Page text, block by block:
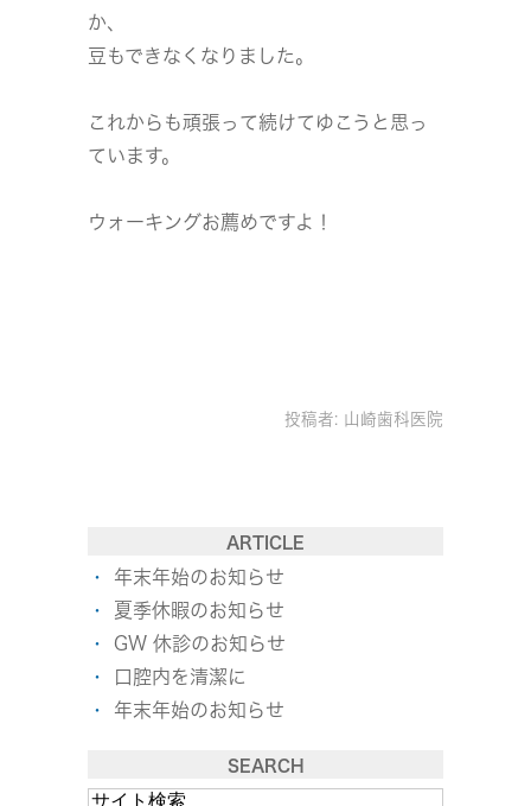
か、
豆もできなくなりました。
これからも頑張って続けてゆこうと思っ
ています。
ウォーキングお薦めですよ！
投稿者: 山崎歯科医院
ARTICLE
年末年始のお知らせ
夏季休暇のお知らせ
GW 休診のお知らせ
口腔内を清潔に
年末年始のお知らせ
SEARCH